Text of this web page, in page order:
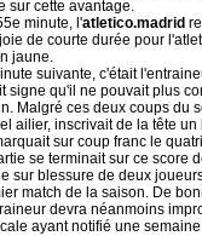
sur cette avantage.
minute, l'atletico.madrid
de courte durée pour
jaune.
suivante, c'était
signe qu'il ne pouvait plus
Malgré ces deux coups du
ailier, inscrivait de la tête
sur coup franc le
se terminait sur ce score
sur blessure de deux
match de la saison. De
devra néanmoins
ayant notifié une